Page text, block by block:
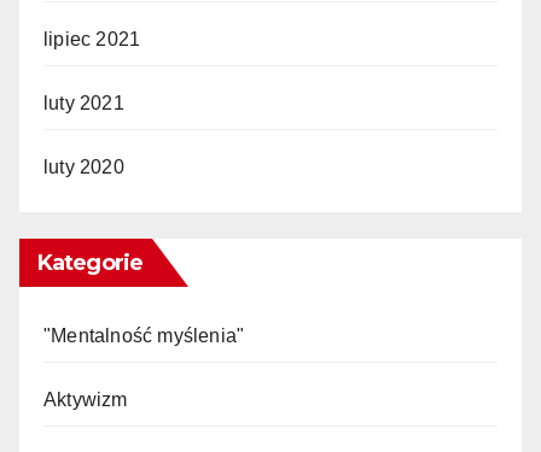
lipiec 2021
luty 2021
luty 2020
Kategorie
"Mentalność myślenia"
Aktywizm